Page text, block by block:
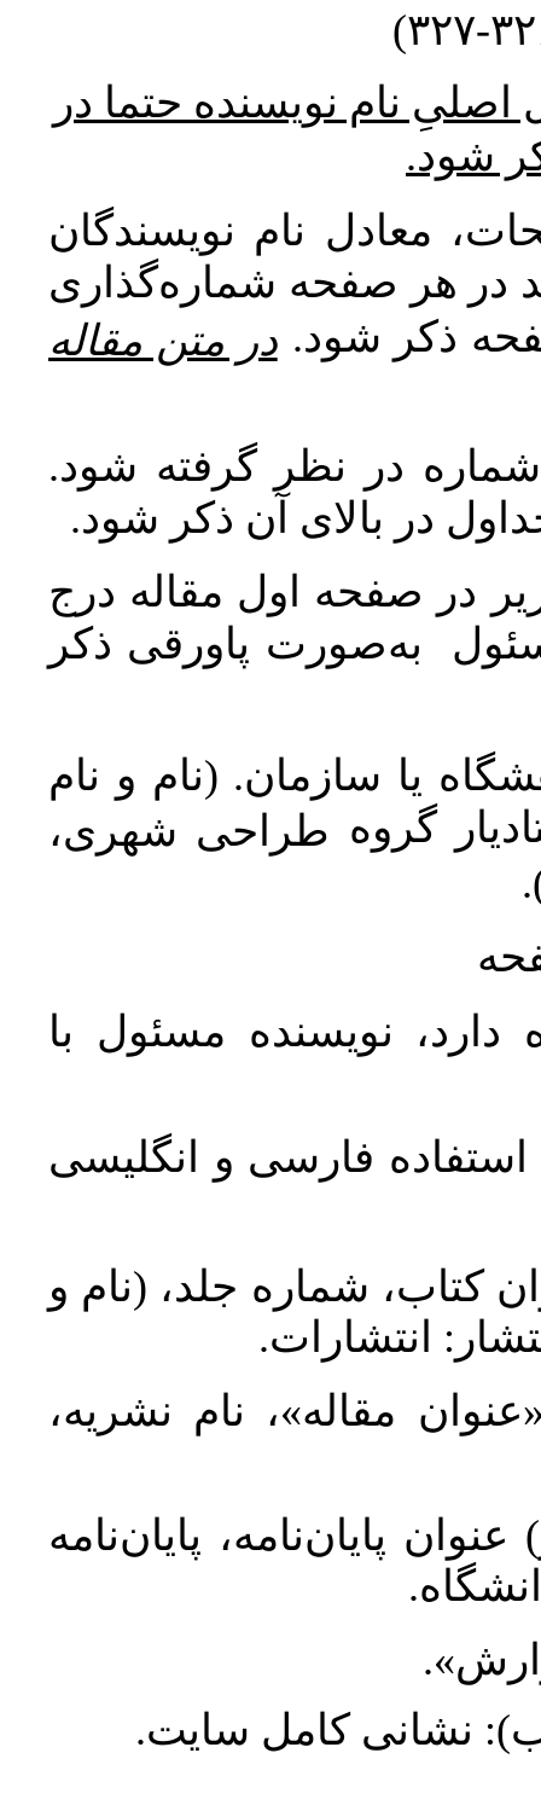
نام نویسنده حتما در
شود.
معادل نام نویسندگان
در هر صفحه شماره‌گذاری
ذکر شود. در متن مقاله
در نظر گرفته شود.
در بالای آن ذکر شود.
در صفحه اول مقاله درج
به‌صورت پاورقی ذکر
یا سازمان. (نام و نام
گروه طراحی شهری،
نویسنده مسئول با
استفاده فارسی و انگلیسی
کتاب، شماره جلد، (نام و
انتشارات.
مقاله»، نام نشریه،
پایان‌نامه، پایان‌نامه
نشانی کامل سایت.